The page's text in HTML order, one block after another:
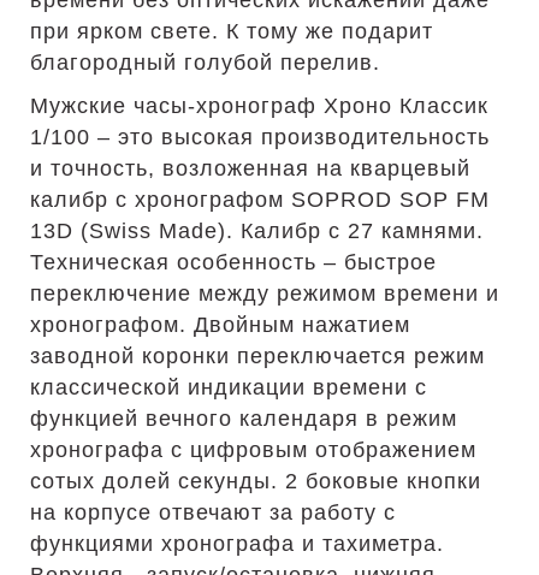
при ярком свете. К тому же подарит
благородный голубой перелив.
Мужские часы-хронограф Хроно Классик
1/100 – это высокая производительность
и точность, возложенная на кварцевый
калибр с хронографом SOPROD SOP FM
13D (Swiss Made). Калибр с 27 камнями.
Техническая особенность – быстрое
переключение между режимом времени и
хронографом. Двойным нажатием
заводной коронки переключается режим
классической индикации времени с
функцией вечного календаря в режим
хронографа с цифровым отображением
сотых долей секунды. 2 боковые кнопки
на корпусе отвечают за работу с
функциями хронографа и тахиметра.